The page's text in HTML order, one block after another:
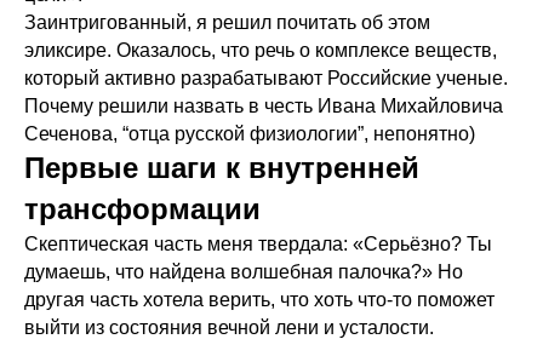
Заинтригованный, я решил почитать об этом
эликсире. Оказалось, что речь о комплексе веществ,
который активно разрабатывают Российские ученые.
Почему решили назвать в честь Ивана Михайловича
Сеченова, “отца русской физиологии”, непонятно)
Первые шаги к внутренней
трансформации
Скептическая часть меня твердала: «Серьёзно? Ты
думаешь, что найдена волшебная палочка?» Но
другая часть хотела верить, что хоть что-то поможет
выйти из состояния вечной лени и усталости.